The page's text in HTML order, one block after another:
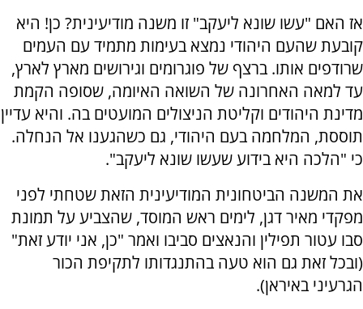
אז האם "עשו שונא ליעקב" זו משנה מודיעינית? כן! היא
קובעת שהעם היהודי נמצא בעימות מתמיד עם העמים
שרודפים אותו. ברצף של פוגרומים וגירושים מארץ לארץ,
עד למאה האחרונה של השואה האיומה, שסופה הקמת
מדינת היהודים וקליטת הניצולים המועטים בה. והיא עדיין
תוססת, המלחמה בעם היהודי, גם כשהגענו אל הנחלה.
כי "הלכה היא בידוע שעשו שונא ליעקב".
את המשנה הביטחונית המודיעינית הזאת שטחתי לפני
מפקדי מאיר דגן, לימים ראש המוסד, שהצביע על תמונת
סבו עטור תפילין והנאצים סביבו ואמר "כן, אני יודע זאת"
(ובכל זאת גם הוא טעה בהתנגדותו לתקיפת הכור
הגרעיני באיראן).